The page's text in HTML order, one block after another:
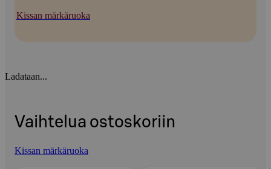
Kissan märkäruoka
Ladataan...
Vaihtelua ostoskoriin
Kissan märkäruoka